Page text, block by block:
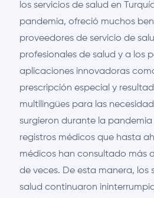
los servicios de salud en
pandemia, ofreció muchos
proveedores de servicio de
profesionales de salud y a los
aplicaciones innovadoras
prescripción especial y
multilingües para las
surgieron durante la
registros médicos que hasta
médicos han consultado más
de veces. De esta manera, los
salud continuaron